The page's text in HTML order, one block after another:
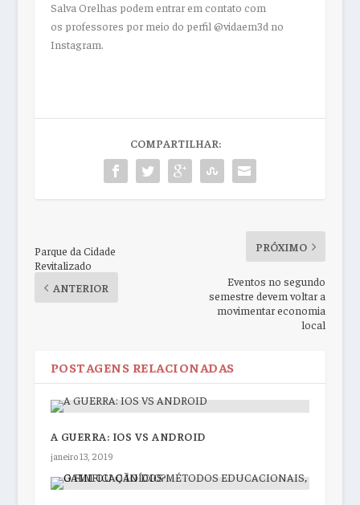
Salva Orelhas podem entrar em contato com
os professores por meio do perfil @vidaem3d no
Instagram.
COMPARTILHAR:
Parque da Cidade
Revitalizado
ANTERIOR
PRÓXIMO
Eventos no segundo
semestre devem voltar a
movimentar economia
local
POSTAGENS RELACIONADAS
A GUERRA: IOS VS ANDROID
janeiro 13, 2019